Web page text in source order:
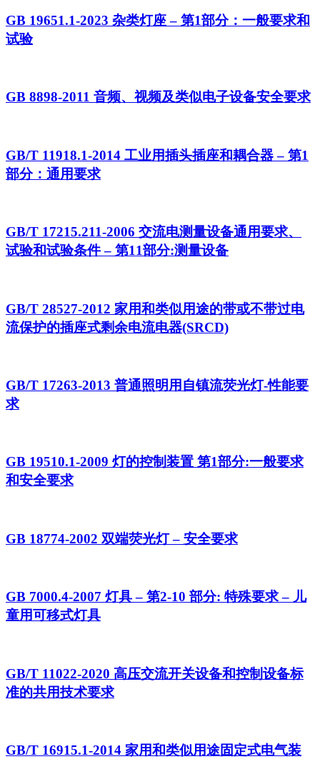
GB 19651.1-2023 杂类灯座 – 第1部分：一般要求和
试验
GB 8898-2011 音频、视频及类似电子设备安全要求
GB/T 11918.1-2014 工业用插头插座和耦合器 – 第1
部分：通用要求
GB/T 17215.211-2006 交流电测量设备通用要求、
试验和试验条件 – 第11部分:测量设备
GB/T 28527-2012 家用和类似用途的带或不带过电
流保护的插座式剩余电流电器(SRCD)
GB/T 17263-2013 普通照明用自镇流荧光灯-性能要
求
GB 19510.1-2009 灯的控制装置 第1部分:一般要求
和安全要求
GB 18774-2002 双端荧光灯 – 安全要求
GB 7000.4-2007 灯具 – 第2-10 部分: 特殊要求 – 儿
童用可移式灯具
GB/T 11022-2020 高压交流开关设备和控制设备标
准的共用技术要求
GB/T 16915.1-2014 家用和类似用途固定式电气装